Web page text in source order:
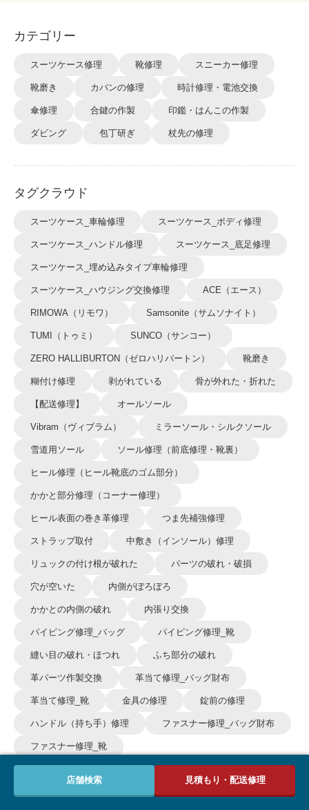
カテゴリー
スーツケース修理 靴修理 スニーカー修理
靴磨き カバンの修理 時計修理・電池交換
傘修理 合鍵の作製 印鑑・はんこの作製
ダビング 包丁研ぎ 杖先の修理
タグクラウド
スーツケース_車輪修理 スーツケース_ボディ修理
スーツケース_ハンドル修理 スーツケース_底足修理
スーツケース_埋め込みタイプ車輪修理
スーツケース_ハウジング交換修理 ACE（エース）
RIMOWA（リモワ） Samsonite（サムソナイト）
TUMI（トゥミ） SUNCO（サンコー）
ZERO HALLIBURTON（ゼロハリバートン） 靴磨き
糊付け修理 剥がれている 骨が外れた・折れた
【配送修理】 オールソール
Vibram（ヴィブラム） ミラーソール・シルクソール
雪道用ソール ソール修理（前底修理・靴裏）
ヒール修理（ヒール靴底のゴム部分）
かかと部分修理（コーナー修理）
ヒール表面の巻き革修理 つま先補強修理
ストラップ取付 中敷き（インソール）修理
リュックの付け根が破れた パーツの破れ・破損
穴が空いた 内側がぼろぼろ
かかとの内側の破れ 内張り交換
パイピング修理_バッグ パイピング修理_靴
縫い目の破れ・ほつれ ふち部分の破れ
革パーツ作製交換 革当て修理_バッグ財布
革当て修理_靴 金具の修理 錠前の修理
ハンドル（持ち手）修理 ファスナー修理_バッグ財布
ファスナー修理_靴
ブーツカット（ロングブーツを短くする）
汚れ・シミを取りたい
店舗検索 見積もり・配送修理